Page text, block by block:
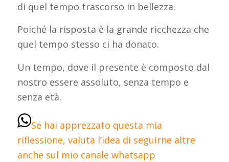
di quel tempo trascorso in bellezza.
Poiché la risposta è la grande ricchezza che
quel tempo stesso ci ha donato.
Un tempo, dove il presente è composto dal
nostro essere assoluto, senza tempo e
senza età.
Se hai apprezzato questa mia
riflessione, valuta l’idea di seguirne altre
anche sul mio canale whatsapp